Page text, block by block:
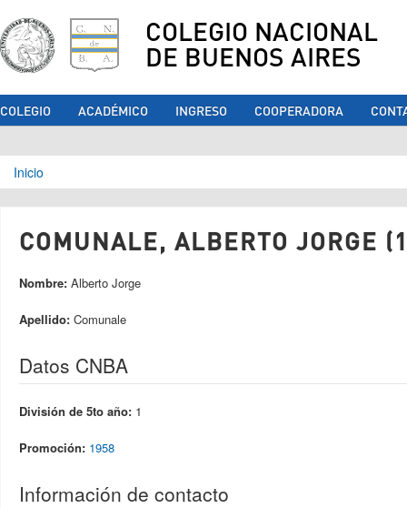
COLEGIO NACIONAL
DE BUENOS AIRES
COLEGIO ACADÉMICO INGRESO COOPERADORA
Se encuentra usted aquí
Inicio
COMUNALE, ALBERTO JORGE
Nombre: Alberto Jorge
Apellido: Comunale
Datos CNBA
División de 5to año: 1
Promoción: 1958
Información de contacto